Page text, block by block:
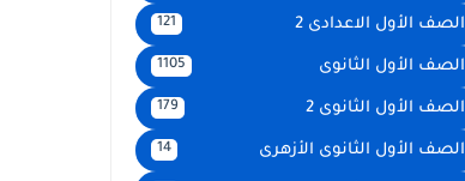
الصف الأول الاعدادى 2 121
الصف الأول الثانوى 1105
الصف الأول الثانوى 2 179
الصف الأول الثانوى الأزهرى 14